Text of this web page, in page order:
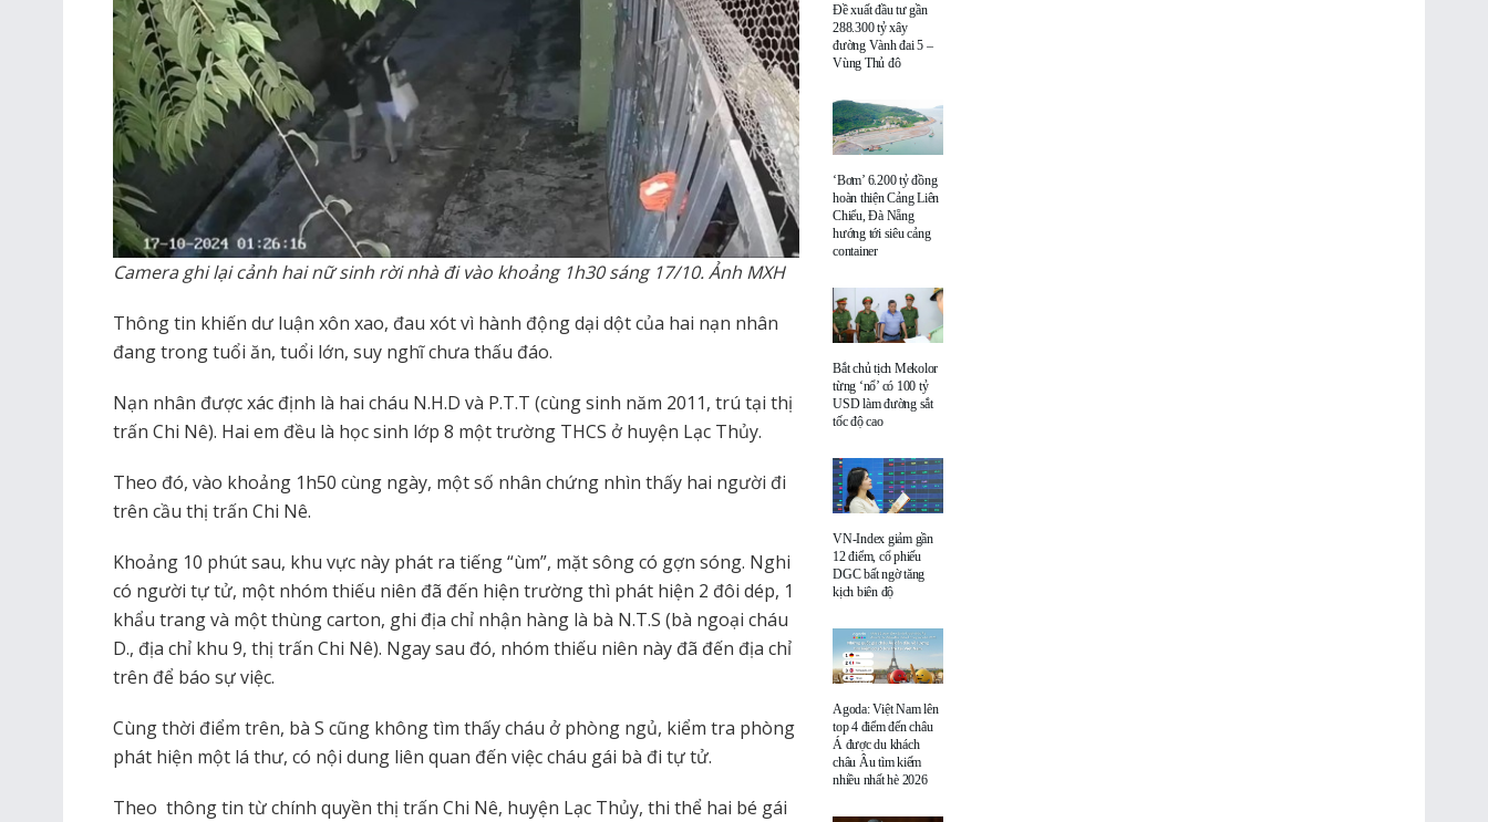
Camera ghi lại cảnh hai nữ sinh rời nhà đi vào khoảng 1h30 sáng 17/10. Ảnh MXH
Thông tin khiến dư luận xôn xao, đau xót vì hành động dại dột của hai nạn nhân
đang trong tuổi ăn, tuổi lớn, suy nghĩ chưa thấu đáo.
Nạn nhân được xác định là hai cháu N.H.D và P.T.T (cùng sinh năm 2011, trú tại thị
trấn Chi Nê). Hai em đều là học sinh lớp 8 một trường THCS ở huyện Lạc Thủy.
Theo đó, vào khoảng 1h50 cùng ngày, một số nhân chứng nhìn thấy hai người đi
trên cầu thị trấn Chi Nê.
Khoảng 10 phút sau, khu vực này phát ra tiếng “ùm”, mặt sông có gợn sóng. Nghi
có người tự tử, một nhóm thiếu niên đã đến hiện trường thì phát hiện 2 đôi dép, 1
khẩu trang và một thùng carton, ghi địa chỉ nhận hàng là bà N.T.S (bà ngoại cháu
D., địa chỉ khu 9, thị trấn Chi Nê). Ngay sau đó, nhóm thiếu niên này đã đến địa chỉ
trên để báo sự việc.
Cùng thời điểm trên, bà S cũng không tìm thấy cháu ở phòng ngủ, kiểm tra phòng
phát hiện một lá thư, có nội dung liên quan đến việc cháu gái bà đi tự tử.
Theo thông tin từ chính quyền thị trấn Chi Nê, huyện Lạc Thủy, thi thể hai bé gái
Đề xuất đầu tư gần
288.300 tỷ xây
đường Vành đai 5 –
Vùng Thủ đô
‘Bơm’ 6.200 tỷ đồng
hoàn thiện Cảng Liên
Chiểu, Đà Nẵng
hướng tới siêu cảng
container
Bắt chủ tịch Mekolor
từng ‘nổ’ có 100 tỷ
USD làm đường sắt
tốc độ cao
VN-Index giảm gần
12 điểm, cổ phiếu
DGC bất ngờ tăng
kịch biên độ
Agoda: Việt Nam lên
top 4 điểm đến châu
Á được du khách
châu Âu tìm kiếm
nhiều nhất hè 2026